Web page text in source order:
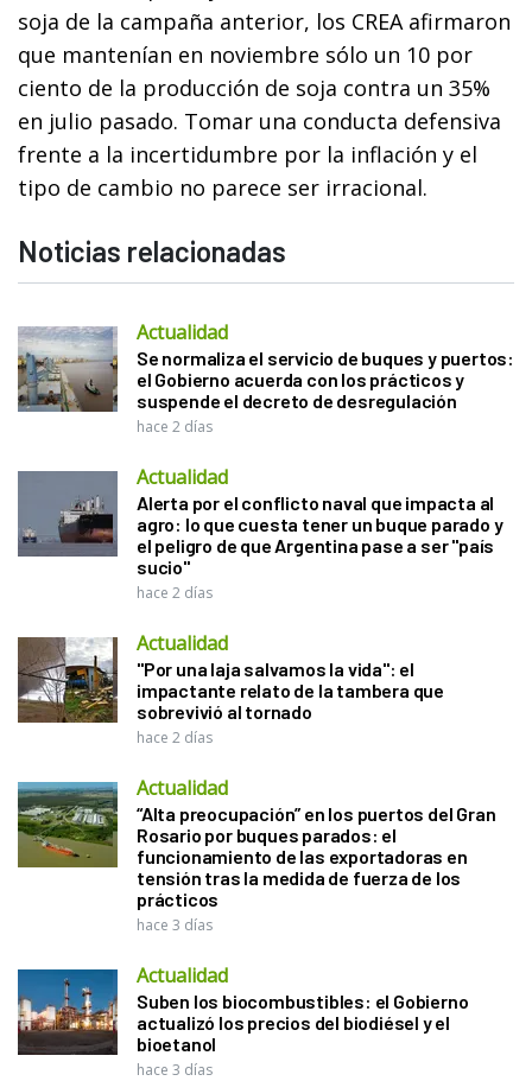
soja de la campaña anterior, los CREA afirmaron
que mantenían en noviembre sólo un 10 por
ciento de la producción de soja contra un 35%
en julio pasado. Tomar una conducta defensiva
frente a la incertidumbre por la inflación y el
tipo de cambio no parece ser irracional.
Noticias relacionadas
Actualidad
Se normaliza el servicio de buques y puertos:
el Gobierno acuerda con los prácticos y
suspende el decreto de desregulación
hace 2 días
Actualidad
Alerta por el conflicto naval que impacta al
agro: lo que cuesta tener un buque parado y
el peligro de que Argentina pase a ser "país
sucio"
hace 2 días
Actualidad
"Por una laja salvamos la vida": el
impactante relato de la tambera que
sobrevivió al tornado
hace 2 días
Actualidad
“Alta preocupación” en los puertos del Gran
Rosario por buques parados: el
funcionamiento de las exportadoras en
tensión tras la medida de fuerza de los
prácticos
hace 3 días
Actualidad
Suben los biocombustibles: el Gobierno
actualizó los precios del biodiésel y el
bioetanol
hace 3 días